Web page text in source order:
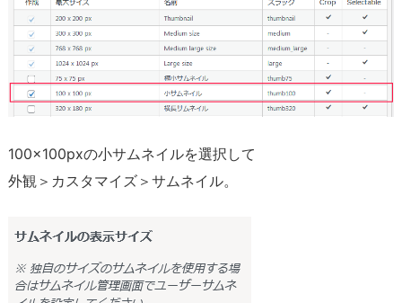
サ
ム
ネ
イ
ル
理
1.
記
一
覧
100×100pxの小サムネイルを選択して
外観＞カスタマイズ＞サムネイル。